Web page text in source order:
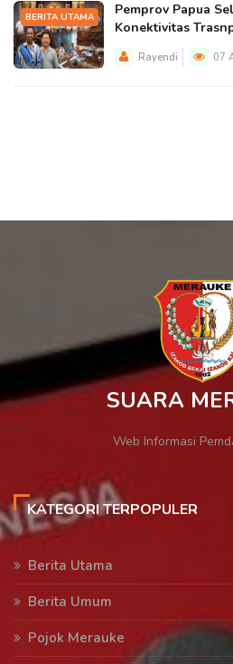
BERITA UTAMA
Pemprov Papua
Konektivitas
Rayendi 07
SUARA
Web Informasi
KATEGORI TERPOPULER
Berita Utama
Berita Umum
Pojok Merauke